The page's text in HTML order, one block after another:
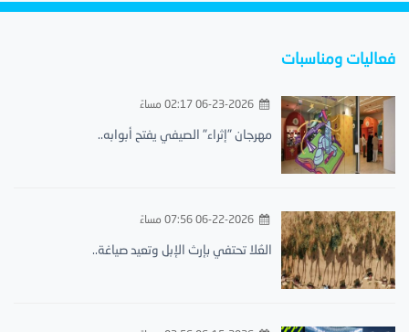
فعاليات ومناسبات
06-23-2026 02:17 مساءً
مهرجان "إثراء" الصيفي يفتح أبوابه..
06-22-2026 07:56 مساءً
العُلا تحتفي بإرث الإبل وتعيد صياغة..